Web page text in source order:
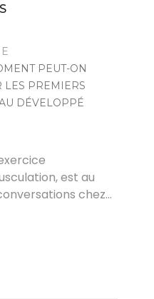
PEUT-ON
LES PREMIERS
DÉVELOPPÉ
est au
chez…